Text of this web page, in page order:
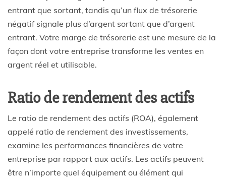
entrant que sortant, tandis qu’un flux de trésorerie
négatif signale plus d’argent sortant que d’argent
entrant. Votre marge de trésorerie est une mesure de la
façon dont votre entreprise transforme les ventes en
argent réel et utilisable.
Ratio de rendement des actifs
Le ratio de rendement des actifs (ROA), également
appelé ratio de rendement des investissements,
examine les performances financières de votre
entreprise par rapport aux actifs. Les actifs peuvent
être n’importe quel équipement ou élément qui